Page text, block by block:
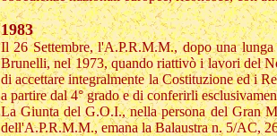
1983
Il 26 Settembre, l'A.P.R.M.M., dopo una
Brunelli, nel 1973, quando riattivò i lavori del
di accettare integralmente la Costituzione ed i
a partire dal 4° grado e di conferirli
La Giunta del G.O.I., nella persona del Gran
dell'A.P.R.M.M., emana la Balaustra n. 5/AC,